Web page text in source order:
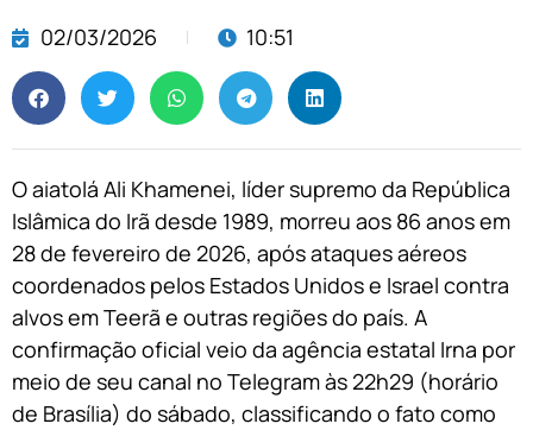
02/03/2026 10:51
O aiatolá Ali Khamenei, líder supremo da República
Islâmica do Irã desde 1989, morreu aos 86 anos em
28 de fevereiro de 2026, após ataques aéreos
coordenados pelos Estados Unidos e Israel contra
alvos em Teerã e outras regiões do país. A
confirmação oficial veio da agência estatal Irna por
meio de seu canal no Telegram às 22h29 (horário
de Brasília) do sábado, classificando o fato como